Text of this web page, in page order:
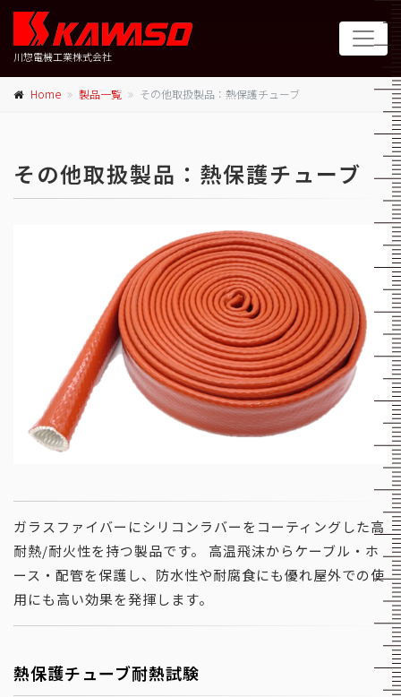
川惣電機工業株式会社
Home 製品一覧 その他取扱製品：熱保護チューブ
その他取扱製品：熱保護チューブ
ガラスファイバーにシリコンラバーをコーティングした高
耐熱/耐火性を持つ製品です。
高温飛沫からケーブル・ホ
ース・配管を保護し、防水性や耐腐食にも優れ屋外での使
用にも高い効果を発揮します。
熱保護チューブ耐熱試験